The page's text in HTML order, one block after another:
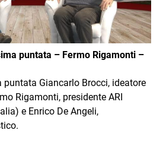
puntata – Fermo Rigamonti –
puntata Giancarlo Brocci, ideatore
Rigamonti, presidente ARI
e Enrico De Angeli,